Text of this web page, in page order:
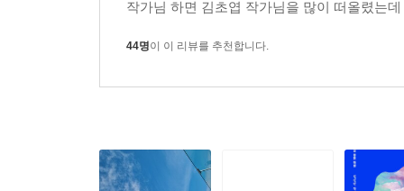
때문에 보경이 두 딸을 향해 뻗은 손은 언제나
작가님 하면 김초엽 작가님을 많이 떠올렸는
44명이 이 리뷰를 추천합니다.